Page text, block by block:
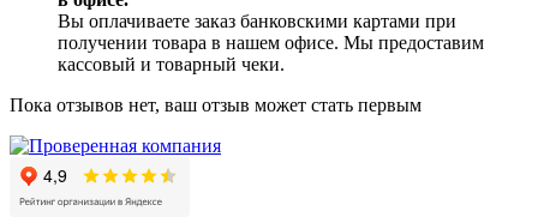
Вы оплачиваете заказ банковскими картами при
получении товара в нашем офисе. Мы предоставим
кассовый и товарный чеки.
Пока отзывов нет, ваш отзыв может стать первым